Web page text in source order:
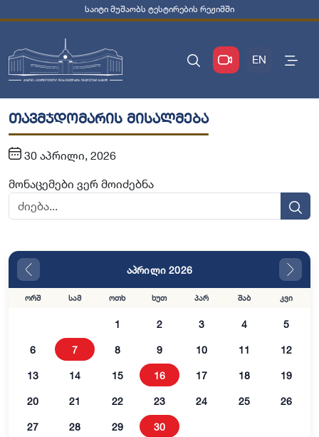
საიტი მუშაობს ტესტირების რეჟიმში
EN
თავმჯდომარის მისალმება
30 აპრილი, 2026
მონაცემები ვერ მოიძებნა
აპრილი 2026
ორშ სამ ოთხ ხუთ პარ შაბ კვი
1 2 3 4 5
6 7 8 9 10 11 12
13 14 15 16 17 18 19
20 21 22 23 24 25 26
27 28 29 30